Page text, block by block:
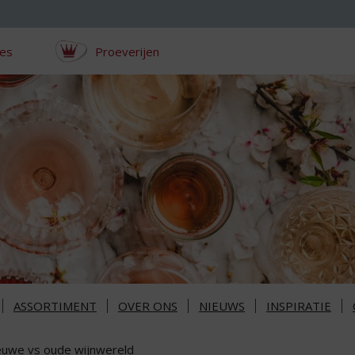
Proeverijen
ASSORTIMENT OVER ONS NIEUWS INSPIRATIE
vs oude wijnwereld